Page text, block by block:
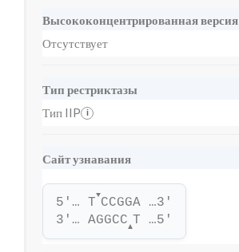
Высококонцентрированная версия
Отсутствует
Тип рестриктазы
Тип IIP
i
Сайт узнавания
5'… T
▼
CCGGA …3'
3'… AGGCC▲T …5'